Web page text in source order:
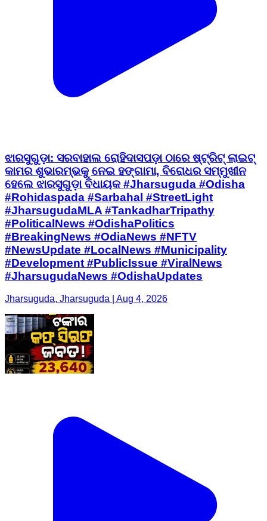
ଝାରସୁଗୁଡ଼ା: ସରବାହାଲ ରୋହିଦାସପଡ଼ା ଠାରେ ଷ୍ଟ୍ରିଟ୍ ଲାଇଟ୍
କାମର ଶୁଭାରମ୍ଭକୁ ନେଇ ହଙ୍ଗାମା, ବିରୋଧର ସମ୍ମୁଖୀନ
ହେଲେ ଝାରସୁଗୁଡ଼ା ବିଧାୟକ #Jharsuguda #Odisha
#Rohidaspada #Sarbahal #StreetLight
#JharsugudaMLA #TankadharTripathy
#PoliticalNews #OdishaPolitics
#BreakingNews #OdiaNews #NFTV
#NewsUpdate #LocalNews #Municipality
#Development #PublicIssue #ViralNews
#JharsugudaNews #OdishaUpdates
Jharsuguda, Jharsuguda | Aug 4, 2026